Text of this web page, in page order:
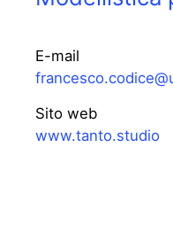
E-mail
Sito web
www.tanto.studio